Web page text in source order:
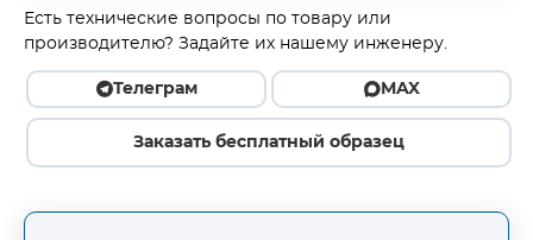
Есть технические вопросы по товару или
производителю? Задайте их нашему инженеру.
Телеграм MAX
Заказать бесплатный образец